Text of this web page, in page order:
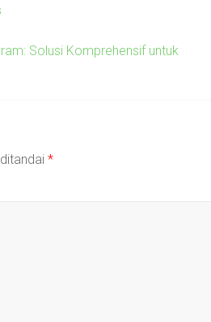
Solusi Komprehensif untuk
*